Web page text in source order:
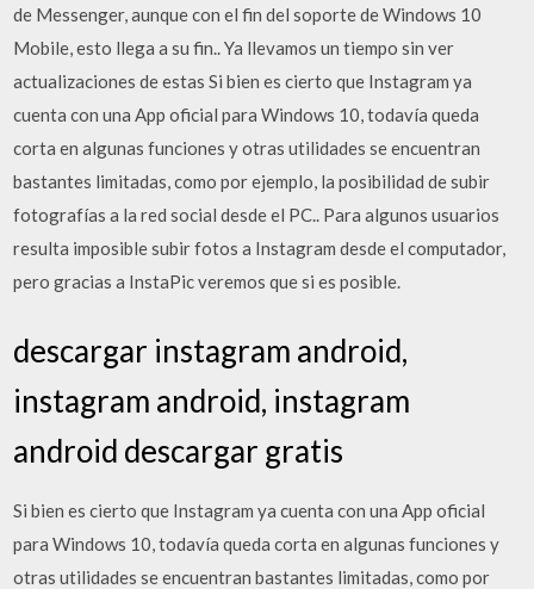
de Messenger, aunque con el fin del soporte de Windows 10
Mobile, esto llega a su fin.. Ya llevamos un tiempo sin ver
actualizaciones de estas Si bien es cierto que Instagram ya
cuenta con una App oficial para Windows 10, todaví­a queda
corta en algunas funciones y otras utilidades se encuentran
bastantes limitadas, como por ejemplo, la posibilidad de subir
fotografí­as a la red social desde el PC.. Para algunos usuarios
resulta imposible subir fotos a Instagram desde el computador,
pero gracias a InstaPic veremos que si es posible.
descargar instagram android,
instagram android, instagram
android descargar gratis
Si bien es cierto que Instagram ya cuenta con una App oficial
para Windows 10, todaví­a queda corta en algunas funciones y
otras utilidades se encuentran bastantes limitadas, como por